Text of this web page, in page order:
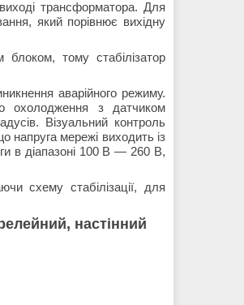
трансформатора. Для
який порівнює вихідну
тому стабілізатор
аварійного режиму.
охолодження з датчиком
Візуальний контроль
напруга мережі виходить із
в діапазоні 100 В — 260 В,
схему стабілізації, для
настінний